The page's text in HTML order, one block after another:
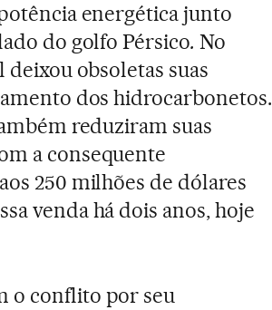
energética junto
do golfo Pérsico.No
obsoletas suas
dos hidrocarbonetos.
reduziram suas
a consequente
250 milhões de dólares
venda há dois anos, hoje
o conflito por seu